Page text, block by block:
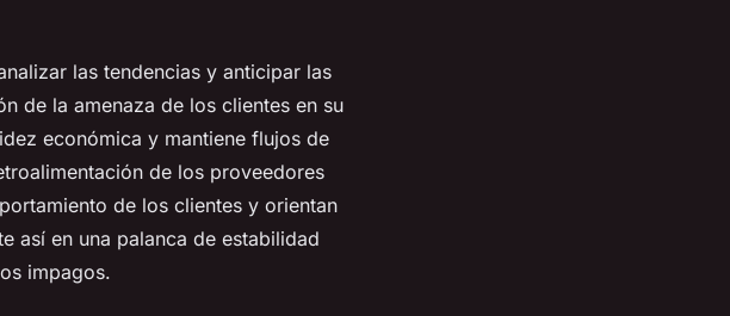
las tendencias y anticipar las
de la amenaza de los clientes en su
económica y mantiene flujos de
de los proveedores
de los clientes y orientan
así en una palanca de estabilidad
impagos.